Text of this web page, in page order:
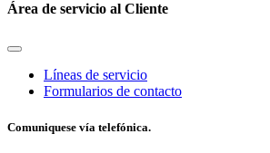
Área de servicio al Cliente
Líneas de servicio
Formularios de contacto
Comuniquese vía telefónica.